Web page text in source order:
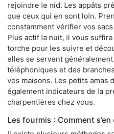
rejoindre le nid. Les appâts
que ceux qui en sont loin.
constamment vérifier vos
Plus actif la nuit, il vous
torche pour les suivre et
elles se servent
téléphoniques et des
vos maisons. Les petits amas
également indicateurs de la
charpentières chez vous.
Les fourmis : Comment